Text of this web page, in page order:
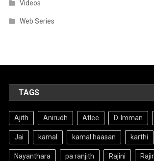
Videos
Web Series
TAGS
Ajith Anirudh Atlee D. Imman
Jai kamal kamal haasan karthi
Nayanthara pa ranjith Rajini